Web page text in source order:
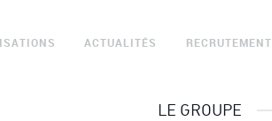
ACTUALITÉS RECRUTEMENT
LE GROUPE